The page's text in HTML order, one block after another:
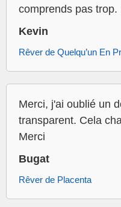
comprends pas trop.
Kevin
Rêver de Quelqu’un En
Merci, j'ai oublié un
transparent. Cela
Merci
Bugat
Rêver de Placenta